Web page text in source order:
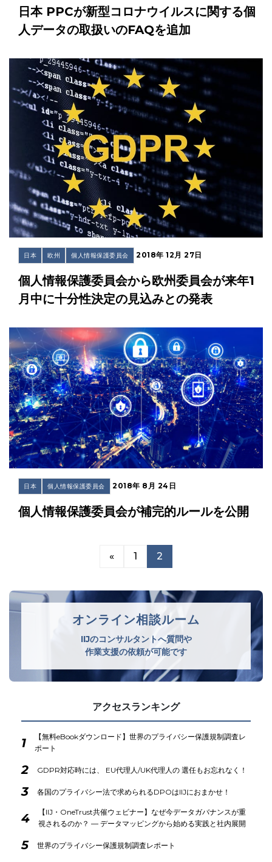
日本 PPCが新型コロナウイルスに関する個
人データの取扱いのFAQを追加
日本 欧州 個人情報保護委員会 2018年 12月 27日
個人情報保護委員会から欧州委員会が来年1
月中に十分性決定の見込みとの発表
日本 個人情報保護委員会 2018年 8月 24日
個人情報保護委員会が補完的ルールを公開
« 1 2
オンライン相談ルーム
IIJのコンサルタントへ質問や
作業支援の依頼が可能です
アクセスランキング
1
【無料eBookダウンロード】世界のプライバシー保護規制調査レ
ポート
2 GDPR対応時には、 EU代理人/UK代理人の 選任もお忘れなく！
3 各国のプライバシー法で求められるDPOはIIJにおまかせ！
4
【IIJ・OneTrust共催ウェビナー】なぜ今データガバナンスが重
視されるのか？ ― データマッピングから始める実践と社内展開
5 世界のプライバシー保護規制調査レポート